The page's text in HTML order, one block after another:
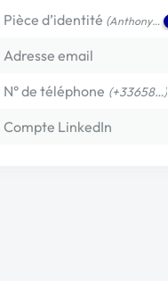
Pièce d’identité (Anthony…
Adresse email
N° de téléphone (+33658…)
Compte LinkedIn